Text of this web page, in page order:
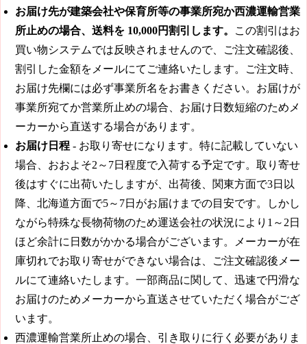
お届け先が建築会社や保育所等の事業所宛か西濃運輸営業
所止めの場合、送料を 10,000円割引します。
この割引はお
買い物システムでは反映されませんので、ご注文確認後、
割引した金額をメールにてご連絡いたします。ご注文時、
お届け先欄には必ず事業所名をお書きください。お届けが
事業所宛てか営業所止めの場合、お届け日数短縮のためメ
ーカーから直送する場合があります。
お届け日程 - お取り寄せになります。特に記載していない
場合、おおよそ2～7日程度で入荷する予定です。取り寄せ
後はすぐに出荷いたしますが、出荷後、関東方面で3日以
降、北海道方面で5～7日がお届けまでの目安です。しかし
ながら特殊な長物荷物のため運送会社の状況により1～2日
ほど余計に日数がかかる場合がございます。メーカーが在
庫切れでお取り寄せができない場合は、ご注文確認後メー
ルにて連絡いたします。一部商品に関して、迅速で円滑な
お届けのためメーカーから直送させていただく場合がござ
います。
西濃運輸営業所止めの場合、引き取りに行く必要がありま